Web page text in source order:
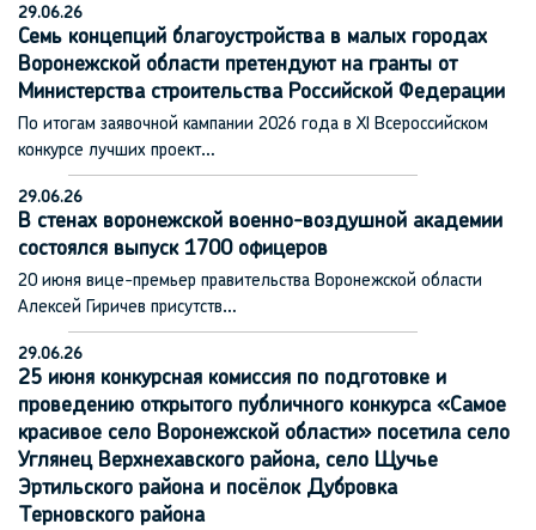
29.06.26
Семь концепций благоустройства в малых городах
Воронежской области претендуют на гранты от
Министерства строительства Российской Федерации
По итогам заявочной кампании 2026 года в XI Всероссийском
конкурсе лучших проект…
29.06.26
В стенах воронежской военно-воздушной академии
состоялся выпуск 1700 офицеров
20 июня вице-премьер правительства Воронежской области
Алексей Гиричев присутств…
29.06.26
25 июня конкурсная комиссия по подготовке и
проведению открытого публичного конкурса «Самое
красивое село Воронежской области» посетила село
Углянец Верхнехавского района, село Щучье
Эртильского района и посёлок Дубровка
Терновского района